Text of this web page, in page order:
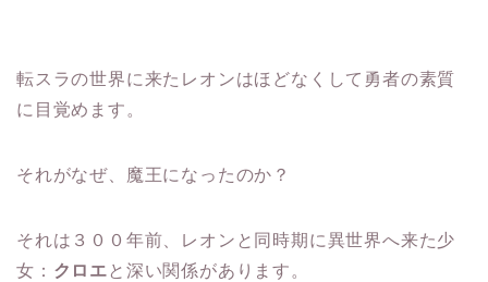
転スラの世界に来たレオンはほどなくして勇者の素質
に目覚めます。
それがなぜ、魔王になったのか？
それは３００年前、レオンと同時期に異世界へ来た少
女： クロエ と深い関係があります。